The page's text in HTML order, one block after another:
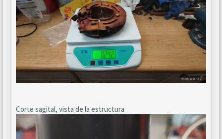
Corte sagital, vista de la estructura